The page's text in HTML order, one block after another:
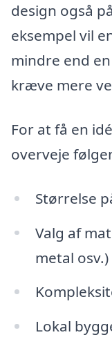
design også
eksempel vil
mindre end
kræve mere
For at få en
overveje
Størrelse
Valg af
metal osv.)
Lokal